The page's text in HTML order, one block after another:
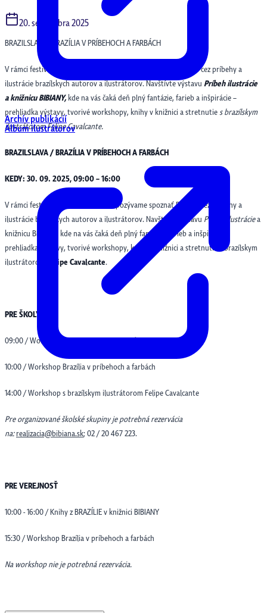
Archív publikácií
Album ilustrátorov
20. septembra 2025
BRAZILSLAVA / BRAZÍLIA V PRÍBEHOCH A FARBÁCH
V rámci festivalu
vás pozývame spoznať Brazíliu cez príbehy a
ilustrácie brazílskych autorov a ilustrátorov. Navštívte výstavu Príbeh ilustrácie
a knižnicu BIBIANY, kde na vás čaká deň plný fantázie, farieb a inšpirácie –
prehliadka výstavy, tvorivé workshopy, knihy v knižnici a stretnutie s brazílskym
ilustrátorom Felipe Cavalcante.
BRAZILSLAVA / BRAZÍLIA V PRÍBEHOCH A FARBÁCH
KEDY: 30. 09. 2025, 09:00 – 16:00
V rámci festivalu
vás pozývame spoznať Brazíliu cez príbehy a
ilustrácie brazílskych autorov a ilustrátorov. Navštívte výstavu Príbeh ilustráciea
knižnicu BIBIANY, kde na vás čaká deň plný fantázie, farieb a inšpirácie –
prehliadka výstavy, tvorivé workshopy, knihy v knižnici a stretnutie s brazílskym
ilustrátorom
Felipe Cavalcante.
PRE ŠKOLY
09:00 / Workshop Brazília v príbehoch a farbách
10:00 / Workshop Brazília v príbehoch a farbách
14:00 / Workshop s brazílskym ilustrátorom Felipe Cavalcante
Pre organizované školské skupiny je potrebná rezervácia
na: realizacia@bibiana.sk; 02 / 20 467 223.
PRE VEREJNOSŤ
10:00 - 16:00 / Knihy z BRAZÍLIE v knižnici BIBIANY
15:30 / Workshop Brazília v príbehoch a farbách
Na workshop nie je potrebná rezervácia.